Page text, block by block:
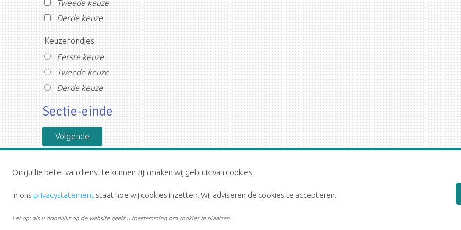
Tweede keuze
Derde keuze
Keuzerondjes
Eerste keuze
Tweede keuze
Derde keuze
Sectie-einde
Om jullie beter van dienst te kunnen zijn maken wij gebruik van cookies.
In ons privacystatement staat hoe wij cookies inzetten. Wij adviseren de cookies te accepteren.
Let op: als u doorklikt op de website geeft u toestemming om cookies te plaatsen.